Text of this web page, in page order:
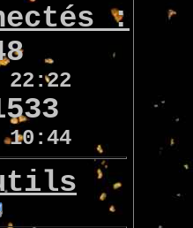
:
22:22
10:44